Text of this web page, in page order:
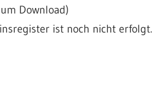
Download)
ist noch nicht erfolgt.